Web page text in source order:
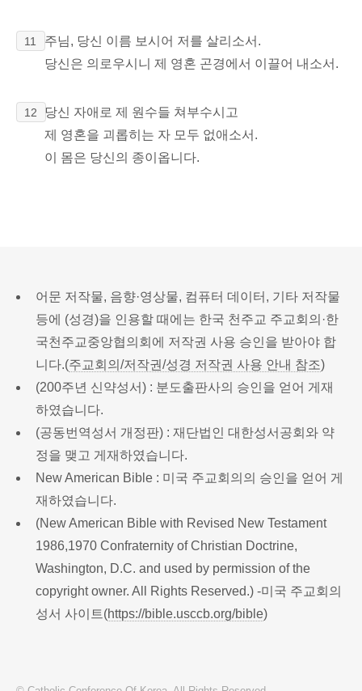
11
주님, 당신 이름 보시어 저를 살리소서.
당신은 의로우시니 제 영혼 곤경에서 이끌어 내소서.
12
당신 자애로 제 원수들 쳐부수시고
제 영혼을 괴롭히는 자 모두 없애소서.
이 몸은 당신의 종이옵니다.
어문 저작물, 음향·영상물, 컴퓨터 데이터, 기타 저작물
등에 (성경)을 인용할 때에는 한국 천주교 주교회의·한
국천주교중앙협의회에 저작권 사용 승인을 받아야 합
니다.(주교회의/저작권/성경 저작권 사용 안내 참조)
(200주년 신약성서) : 분도출판사의 승인을 얻어 게재
하였습니다.
(공동번역성서 개정판) : 재단법인 대한성서공회와 약
정을 맺고 게재하였습니다.
New American Bible : 미국 주교회의의 승인을 얻어 게
재하였습니다.
(New American Bible with Revised New Testament
1986,1970 Confraternity of Christian Doctrine,
Washington, D.C. and used by permission of the
copyright owner. All Rights Reserved.) -미국 주교회의
성서 사이트(https://bible.usccb.org/bible)